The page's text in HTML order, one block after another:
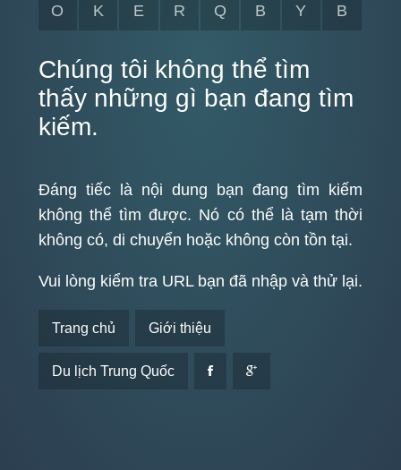
O K E R Q B Y B
Chúng tôi không thể tìm
thấy những gì bạn đang tìm
kiếm.
Đáng tiếc là nội dung bạn đang tìm kiếm
không thể tìm được. Nó có thể là tạm thời
không có, di chuyển hoặc không còn tồn tại.
Vui lòng kiểm tra URL bạn đã nhập và thử lại.
Trang chủ Giới thiệu
Du lịch Trung Quốc